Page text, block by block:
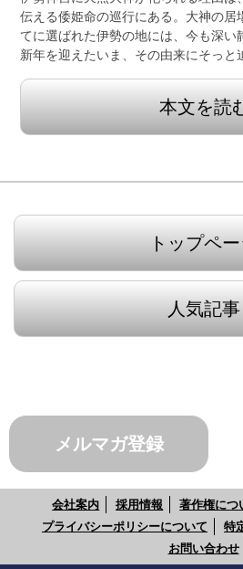
伝える倭姫命の巡行にある。大神の居
てに選ばれた伊勢の地には、今も深い
新年を迎えたいま、その由来にそっと
本文を読
トップペ
人気記事
メルマガ登録
会社案内 採用情報 著作権につ
プライバシーポリシーについて
特
お問い合わせ